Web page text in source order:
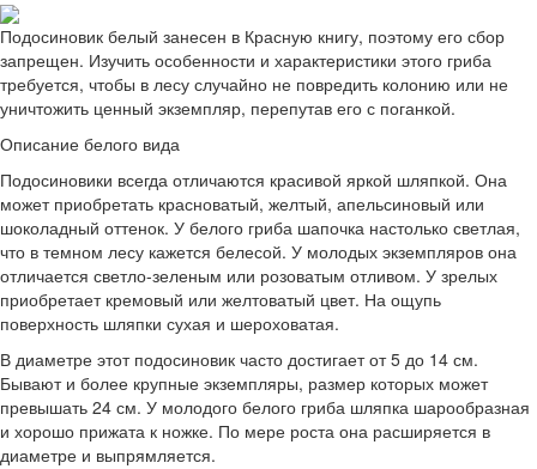
Подосиновик белый занесен в Красную книгу, поэтому его сбор
запрещен. Изучить особенности и характеристики этого гриба
требуется, чтобы в лесу случайно не повредить колонию или не
уничтожить ценный экземпляр, перепутав его с поганкой.
Описание белого вида
Подосиновики всегда отличаются красивой яркой шляпкой. Она
может приобретать красноватый, желтый, апельсиновый или
шоколадный оттенок. У белого гриба шапочка настолько светлая,
что в темном лесу кажется белесой. У молодых экземпляров она
отличается светло-зеленым или розоватым отливом. У зрелых
приобретает кремовый или желтоватый цвет. На ощупь
поверхность шляпки сухая и шероховатая.
В диаметре этот подосиновик часто достигает от 5 до 14 см.
Бывают и более крупные экземпляры, размер которых может
превышать 24 см. У молодого белого гриба шляпка шарообразная
и хорошо прижата к ножке. По мере роста она расширяется в
диаметре и выпрямляется.